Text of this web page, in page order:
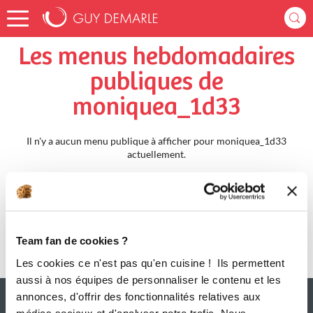
Team fan de cookies ?
Les cookies ce n'est pas qu'en cuisine ! Ils permettent
aussi à nos équipes de personnaliser le contenu et les
annonces, d'offrir des fonctionnalités relatives aux
Accueil moniquea_1d33
Les menus hebdomadaires
publiques de
moniquea_1d33
Il n'y a aucun menu publique à afficher pour moniquea_1d33
actuellement.